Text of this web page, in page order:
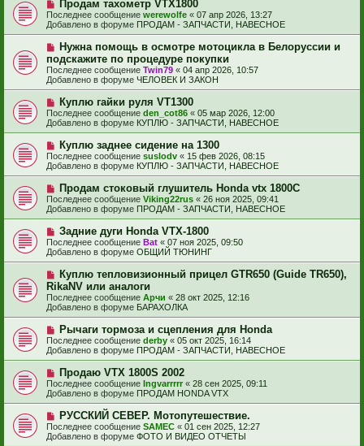
щ
е
н
и
е
с
о
о
б
щ
е
н
и
е
о
в
е
с
о
о
б
щ
е
и
е
Продам тахометр VTX1800
Последнее сообщение werewolfe « 07 апр 2026, 13:27
Добавлено в форуме ПРОДАМ - ЗАПЧАСТИ, НАВЕСНОЕ
Н
в
о
е
с
о
б
щ
е
и
е
Нужна помощь в осмотре мотоцикла в Белоруссии и
подскажите по процедуре покупки
Последнее сообщение Twin79 « 04 апр 2026, 10:57
Добавлено в форуме ЧЕЛОВЕК И ЗАКОН
Н
о
в
е
с
о
о
б
щ
е
н
и
е
Куплю гайки руля VT1300
Последнее сообщение den_cot86 « 05 мар 2026, 12:00
Добавлено в форуме КУПЛЮ - ЗАПЧАСТИ, НАВЕСНОЕ
Н
о
в
е
с
о
о
б
щ
е
н
и
е
Куплю заднее сидение на 1300
Последнее сообщение suslodv « 15 фев 2026, 08:15
Добавлено в форуме КУПЛЮ - ЗАПЧАСТИ, НАВЕСНОЕ
Н
о
в
е
с
о
о
б
щ
е
и
е
Продам стоковый глушитель Honda vtx 1800C
Последнее сообщение Viking22rus « 26 ноя 2025, 09:41
Добавлено в форуме ПРОДАМ - ЗАПЧАСТИ, НАВЕСНОЕ
Н
о
в
е
с
о
о
б
щ
е
и
е
Задние дуги Honda VTX-1800
Последнее сообщение Bat « 07 ноя 2025, 09:50
Добавлено в форуме ОБЩИЙ ТЮНИНГ
Н
о
в
о
е
с
о
б
щ
е
и
е
Куплю тепловизионный прицел GTR650 (Guide TR650),
RikaNV или аналоги
Последнее сообщение Арчи « 28 окт 2025, 12:16
Добавлено в форуме БАРАХОЛКА
Н
о
в
е
с
о
о
б
щ
е
н
Рычаги тормоза и сцепления для Honda
Последнее сообщение derby « 05 окт 2025, 16:14
Добавлено в форуме ПРОДАМ - ЗАПЧАСТИ, НАВЕСНОЕ
Н
о
в
е
с
о
о
Продаю VTX 1800S 2002
Последнее сообщение Ingvarrrrr « 28 сен 2025, 09:11
Добавлено в форуме ПРОДАМ HONDA VTX
Н
о
в
РУССКИЙ СЕВЕР. Мотопутешествие.
Последнее сообщение SAMEC « 01 сен 2025, 12:27
Добавлено в форуме ФОТО И ВИДЕО ОТЧЕТЫ